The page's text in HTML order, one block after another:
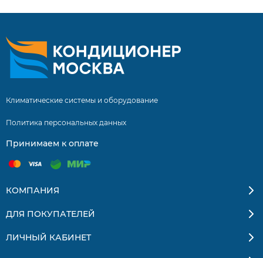
Доставка по Москве и России.
Климатические системы и оборудование
Политика персональных данных
Принимаем к оплате
КОМПАНИЯ
ДЛЯ ПОКУПАТЕЛЕЙ
ЛИЧНЫЙ КАБИНЕТ